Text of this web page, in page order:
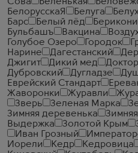
БелорусскаЯ
Белуга
Барс
Белый лёд Берикони
Бульбашъ
Вакцина
Голубое Озеро
Городок
Нарине
Дагестанский
Джигит
Дикий мед
Дубровский
Дугладзе
Еврейский Стандарт
Жаворонки
Журавли
Зверь
Зеленая Марка
Зимняя деревенька
Выдержка
Золотой Крым
Иван Грозный
Иорели
Кедр Кедровица